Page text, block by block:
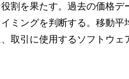
割を果たす。過去の価格
ミングを判断する。移動
取引に使用するソフトウ